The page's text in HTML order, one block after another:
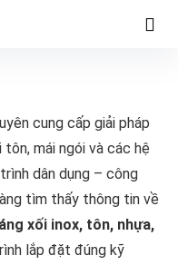
cung cấp giải pháp
mái ngói và các hệ
dân dụng – công
tìm thấy thông tin về
xối inox, tôn, nhựa,
lắp đặt đúng kỹ